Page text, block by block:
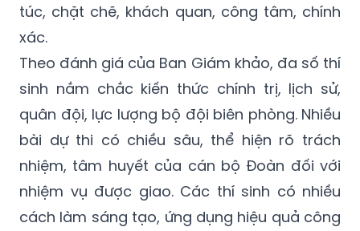
túc, chặt chẽ, khách quan, công tâm, chính
xác.
Theo đánh giá của Ban Giám khảo, đa số thí
sinh nắm chắc kiến thức chính trị, lịch sử,
quân đội, lực lượng bộ đội biên phòng. Nhiều
bài dự thi có chiều sâu, thể hiện rõ trách
nhiệm, tâm huyết của cán bộ Đoàn đối với
nhiệm vụ được giao. Các thí sinh có nhiều
cách làm sáng tạo, ứng dụng hiệu quả công